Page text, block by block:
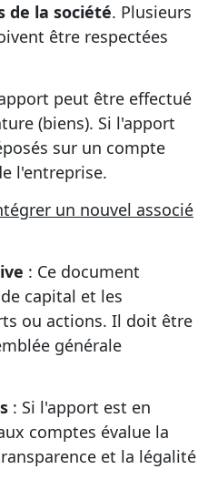
de la société. Plusieurs
être respectées
peut être effectué
(biens). Si l'apport
sur un compte
l'entreprise.
un nouvel associé
: Ce document
capital et les
ou actions. Il doit être
générale
: Si l'apport est en
comptes évalue la
et la légalité